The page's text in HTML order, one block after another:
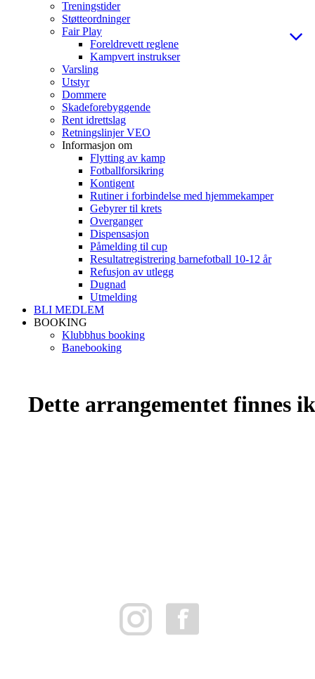
Treningstider
Støtteordninger
Fair Play
Foreldrevett reglene
Kampvert instrukser
Varsling
Utstyr
Dommere
Skadeforebyggende
Rent idrettslag
Retningslinjer VEO
Informasjon om
Flytting av kamp
Fotballforsikring
Kontigent
Rutiner i forbindelse med hjemmekamper
Gebyrer til krets
Overganger
Dispensasjon
Påmelding til cup
Resultatregistrering barnefotball 10-12 år
Refusjon av utlegg
Dugnad
Utmelding
BLI MEDLEM
BOOKING
Klubbhus booking
Banebooking
Dette arrangementet finnes